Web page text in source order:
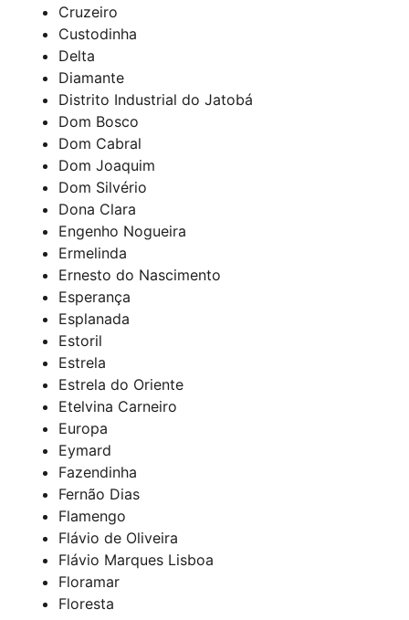
Cruzeiro
Custodinha
Delta
Diamante
Distrito Industrial do Jatobá
Dom Bosco
Dom Cabral
Dom Joaquim
Dom Silvério
Dona Clara
Engenho Nogueira
Ermelinda
Ernesto do Nascimento
Esperança
Esplanada
Estoril
Estrela
Estrela do Oriente
Etelvina Carneiro
Europa
Eymard
Fazendinha
Fernão Dias
Flamengo
Flávio de Oliveira
Flávio Marques Lisboa
Floramar
Floresta